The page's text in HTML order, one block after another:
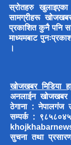
स्रोतहरु
सामग्रीहरू
प्रकाशित कुनै पनि
माध्यमबाट
।
खोजखबर मिडिया
अनलाईन
ठेगाना : नेपालगंज
सम्पर्क :
सुचना तथा